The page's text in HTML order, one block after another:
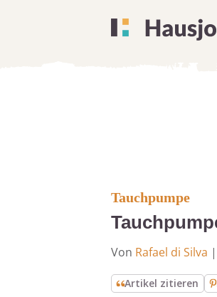
Tauchpumpe
Von Rafael di Silva |
Artikel zitieren